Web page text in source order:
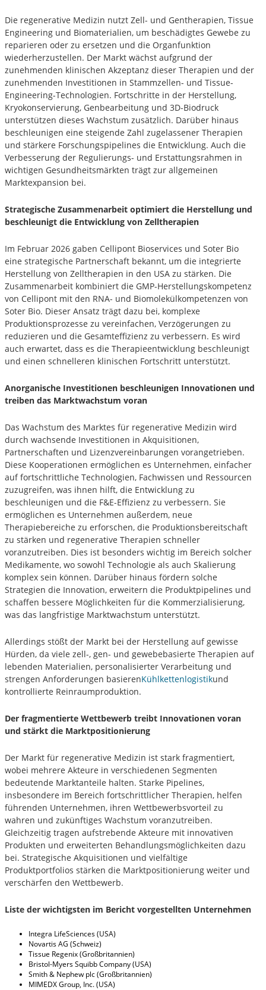
Die regenerative Medizin nutzt Zell- und Gentherapien, Tissue
Engineering und Biomaterialien, um beschädigtes Gewebe zu
reparieren oder zu ersetzen und die Organfunktion
wiederherzustellen. Der Markt wächst aufgrund der
zunehmenden klinischen Akzeptanz dieser Therapien und der
zunehmenden Investitionen in Stammzellen- und Tissue-
Engineering-Technologien. Fortschritte in der Herstellung,
Kryokonservierung, Genbearbeitung und 3D-Biodruck
unterstützen dieses Wachstum zusätzlich. Darüber hinaus
beschleunigen eine steigende Zahl zugelassener Therapien
und stärkere Forschungspipelines die Entwicklung. Auch die
Verbesserung der Regulierungs- und Erstattungsrahmen in
wichtigen Gesundheitsmärkten trägt zur allgemeinen
Marktexpansion bei.
Strategische Zusammenarbeit optimiert die Herstellung und
beschleunigt die Entwicklung von Zelltherapien
Im Februar 2026 gaben Cellipont Bioservices und Soter Bio
eine strategische Partnerschaft bekannt, um die integrierte
Herstellung von Zelltherapien in den USA zu stärken. Die
Zusammenarbeit kombiniert die GMP-Herstellungskompetenz
von Cellipont mit den RNA- und Biomolekülkompetenzen von
Soter Bio. Dieser Ansatz trägt dazu bei, komplexe
Produktionsprozesse zu vereinfachen, Verzögerungen zu
reduzieren und die Gesamteffizienz zu verbessern. Es wird
auch erwartet, dass es die Therapieentwicklung beschleunigt
und einen schnelleren klinischen Fortschritt unterstützt.
Anorganische Investitionen beschleunigen Innovationen und
treiben das Marktwachstum voran
Das Wachstum des Marktes für regenerative Medizin wird
durch wachsende Investitionen in Akquisitionen,
Partnerschaften und Lizenzvereinbarungen vorangetrieben.
Diese Kooperationen ermöglichen es Unternehmen, einfacher
auf fortschrittliche Technologien, Fachwissen und Ressourcen
zuzugreifen, was ihnen hilft, die Entwicklung zu
beschleunigen und die F&E-Effizienz zu verbessern. Sie
ermöglichen es Unternehmen außerdem, neue
Therapiebereiche zu erforschen, die Produktionsbereitschaft
zu stärken und regenerative Therapien schneller
voranzutreiben. Dies ist besonders wichtig im Bereich solcher
Medikamente, wo sowohl Technologie als auch Skalierung
komplex sein können. Darüber hinaus fördern solche
Strategien die Innovation, erweitern die Produktpipelines und
schaffen bessere Möglichkeiten für die Kommerzialisierung,
was das langfristige Marktwachstum unterstützt.
Allerdings stößt der Markt bei der Herstellung auf gewisse
Hürden, da viele zell-, gen- und gewebebasierte Therapien auf
lebenden Materialien, personalisierter Verarbeitung und
strengen Anforderungen basierenKühlkettenlogistikund
kontrollierte Reinraumproduktion.
Der fragmentierte Wettbewerb treibt Innovationen voran
und stärkt die Marktpositionierung
Der Markt für regenerative Medizin ist stark fragmentiert,
wobei mehrere Akteure in verschiedenen Segmenten
bedeutende Marktanteile halten. Starke Pipelines,
insbesondere im Bereich fortschrittlicher Therapien, helfen
führenden Unternehmen, ihren Wettbewerbsvorteil zu
wahren und zukünftiges Wachstum voranzutreiben.
Gleichzeitig tragen aufstrebende Akteure mit innovativen
Produkten und erweiterten Behandlungsmöglichkeiten dazu
bei. Strategische Akquisitionen und vielfältige
Produktportfolios stärken die Marktpositionierung weiter und
verschärfen den Wettbewerb.
Liste der wichtigsten im Bericht vorgestellten Unternehmen
Integra LifeSciences (USA)
Novartis AG (Schweiz)
Tissue Regenix (Großbritannien)
Bristol-Myers Squibb Company (USA)
Smith & Nephew plc (Großbritannien)
MIMEDX Group, Inc. (USA)